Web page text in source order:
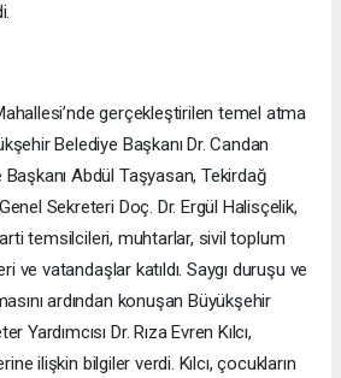
gerçekleştirilen temel atma
Belediye Başkanı Dr. Candan
Abdül Taşyasan, Tekirdağ
Sekreteri Doç. Dr. Ergül Halisçelik,
temsilcileri, muhtarlar, sivil toplum
ve vatandaşlar katıldı. Saygı duruşu ve
ardından konuşan Büyükşehir
Yardımcısı Dr. Rıza Evren Kılcı,
ilişkin bilgiler verdi. Kılcı, çocukların